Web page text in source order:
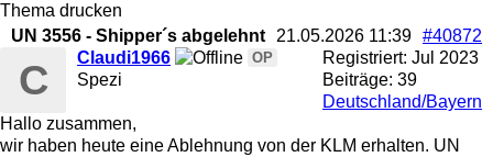
Thema drucken
UN 3556 - Shipper´s abgelehnt
#40872
21.05.2026 11:39
Registriert: Jul 2023
Beiträge: 39
Deutschland/Bayern
C Claudi1966 OP
Spezi
Hallo zusammen,
wir haben heute eine Ablehnung von der KLM erhalten. UN